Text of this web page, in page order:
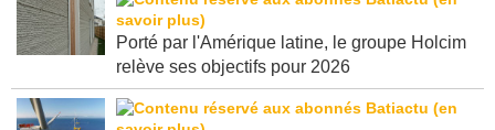
Porté par l'Amérique latine, le groupe Holcim
relève ses objectifs pour 2026